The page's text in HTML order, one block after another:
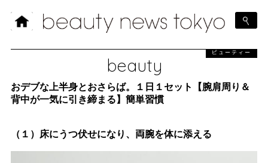
beauty
ビューティー
おデブな上半身とおさらば。１日１セット【腕肩周り＆
背中が一気に引き締まる】簡単習慣
（１） 床にうつ伏せになり、両腕を体に添える